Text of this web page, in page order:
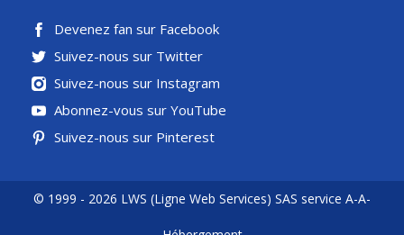
Devenez fan sur Facebook
Suivez-nous sur Twitter
Suivez-nous sur Instagram
Abonnez-vous sur YouTube
Suivez-nous sur Pinterest
© 1999 - 2026 LWS (Ligne Web Services) SAS service A-A-